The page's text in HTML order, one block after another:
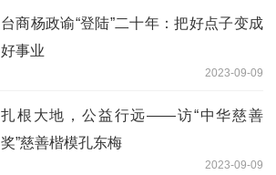
台商杨政谕“登陆”二十年：把好点子变成
好事业
2023-09-09
扎根大地，公益行远——访“中华慈善
奖”慈善楷模孔东梅
2023-09-09